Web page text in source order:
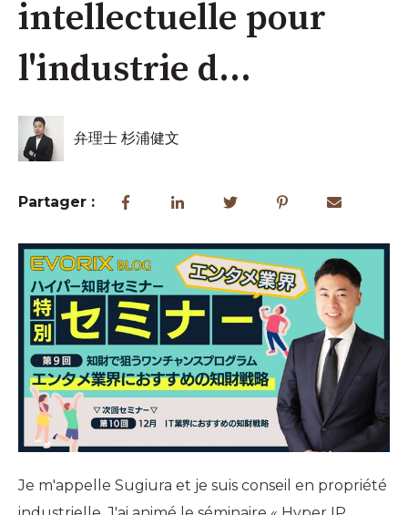
intellectuelle pour
l'industrie d...
弁理士 杉浦健文
Partager :
Je m'appelle Sugiura et je suis conseil en propriété